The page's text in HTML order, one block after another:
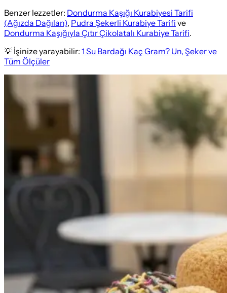
Benzer lezzetler: Dondurma Kaşığı Kurabiyesi Tarifi
(Ağızda Dağılan), Pudra Şekerli Kurabiye Tarifi ve
Dondurma Kaşığıyla Çıtır Çikolatalı Kurabiye Tarifi.
💡 İşinize yarayabilir: 1 Su Bardağı Kaç Gram? Un, Şeker ve
Tüm Ölçüler